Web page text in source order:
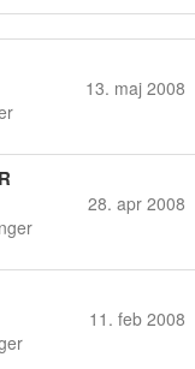
13. maj 2008
28. apr 2008
11. feb 2008